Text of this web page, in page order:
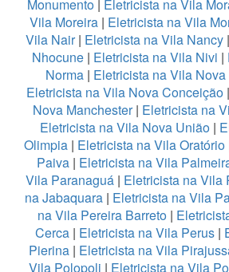
Monumento| Eletricista na Vila
Vila Moreira | Eletricista na Vila
Vila Nair| Eletricista na Vila Nancy |
Nhocune| Eletricista na Vila Nivi |
Norma | Eletricista na Vila
Eletricista na Vila Nova Conceição|
Nova Manchester| Eletricista na
Eletricista na Vila Nova União|
Olimpia | Eletricista na Vila Oratório
Paiva| Eletricista na Vila
Vila Paranaguá| Eletricista na Vila
na Jabaquara| Eletricista na Vila
na Vila Pereira Barreto |
Cerca| Eletricista na Vila Perus|
Pierina | Eletricista na Vila
Vila Polopoli | Eletricista na Vila